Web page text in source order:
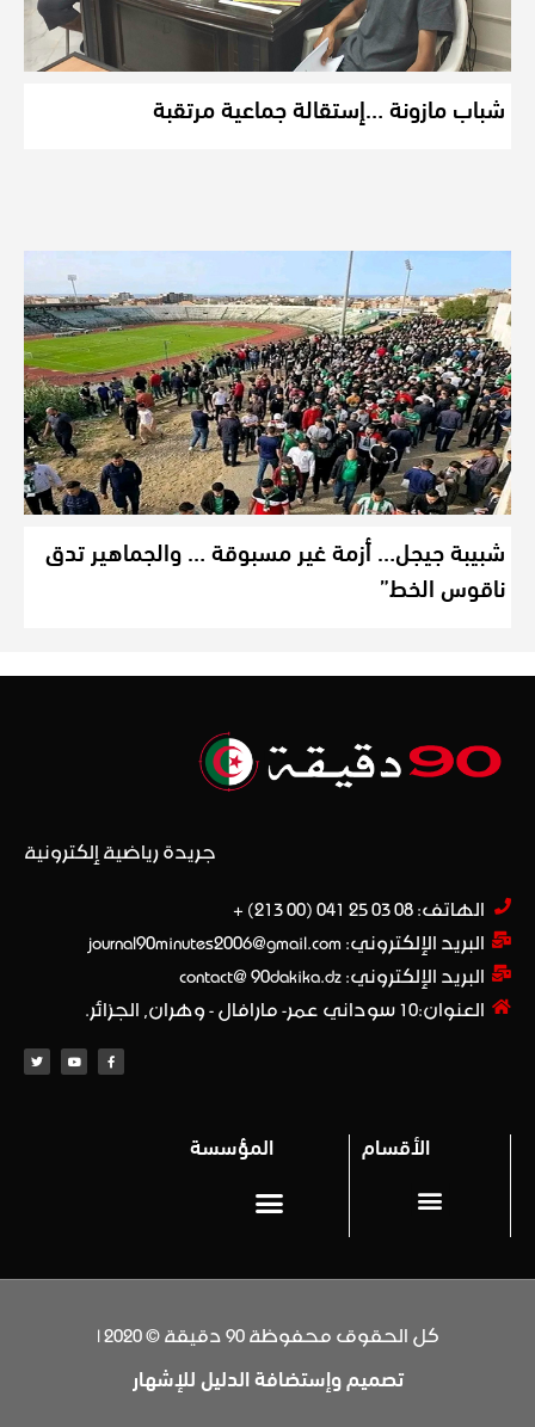
شباب مازونة …إستقالة جماعية مرتقبة
شبيبة جيجل… أزمة غير مسبوقة … والجماهير تدق
ناقوس الخط”
جريدة رياضية إلكترونية
الهاتف: 08 03 25 041 (00 213) +​
البريد الإلكتروني: journal90minutes2006@gmail.com
البريد الإلكتروني: contact@ 90dakika.dz
العنوان:10 سوداني عمر- مارافال - وهران, الجزائر.
الأقسام المؤسسة
كل الحقوق محفوظة 90 دقيقة © 2020 |
تصميم وإستضافة الدليل للإشهار